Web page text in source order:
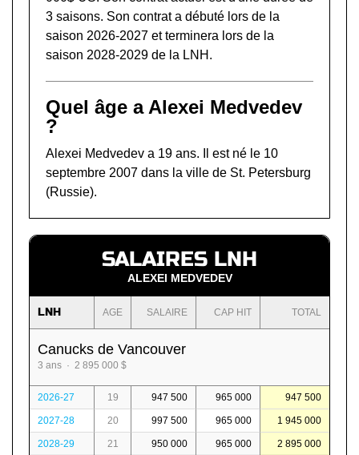
3 saisons. Son contrat a débuté lors de la
saison 2026-2027 et terminera lors de la
saison 2028-2029 de la LNH.
Quel âge a Alexei Medvedev
?
Alexei Medvedev a 19 ans. Il est né le 10
septembre 2007 dans la ville de St. Petersburg
(Russie).
SALAIRES LNH
ALEXEI MEDVEDEV
LNH AGE SALAIRE CAP HIT TOTAL
Canucks de Vancouver
3 ans · 2 895 000 $
2026-27 19 947 500 965 000 947 500
2027-28 20 997 500 965 000 1 945 000
2028-29 21 950 000 965 000 2 895 000